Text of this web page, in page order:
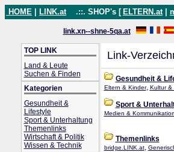
HOME LINK.at .::. SHOP's [ ELTERN.at
link.xn--shne-5qa.at
TOP LINK
Land & Leute
Suchen & Finden
Kategorien
Gesundheit &
Lifestyle
Sport & Unterhaltung
Themenlinks
Wirtschaft & Politik
Wissen & Technik
Link-
Gesundheit &
Eltern & Kinder, Kultur &
Sport &
Medien & Kommunikation
Themenlinks
bridge.LINK.at,